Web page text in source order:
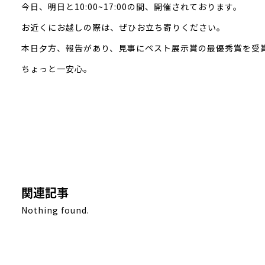
今日、明日と10:00~17:00の間、開催されております。
お近くにお越しの際は、ぜひお立ち寄りください。
本日夕方、報告があり、見事にペスト展示賞の最優秀賞を受
ちょっと一安心。
関連記事
Nothing found.